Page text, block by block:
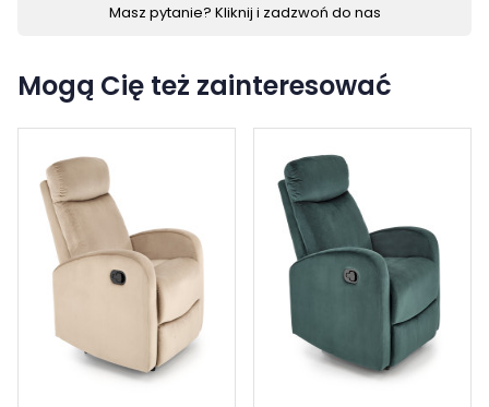
Masz pytanie? Kliknij i zadzwoń do nas
Mogą Cię też zainteresować